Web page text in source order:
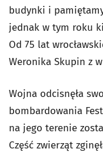
budynki i
jednak w tym roku
Od 75 lat
Weronika Skupin z
Wojna odcisnęła
bombardowania
na jego terenie
Część zwierząt